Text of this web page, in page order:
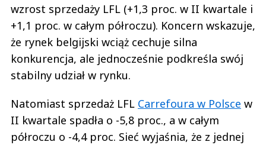
wzrost sprzedaży LFL (+1,3 proc. w II kwartale i
+1,1 proc. w całym półroczu). Koncern wskazuje,
że rynek belgijski wciąż cechuje silna
konkurencja, ale jednocześnie podkreśla swój
stabilny udział w rynku.
Natomiast sprzedaż LFL Carrefoura w Polsce w
II kwartale spadła o -5,8 proc., a w całym
półroczu o -4,4 proc. Sieć wyjaśnia, że z jednej